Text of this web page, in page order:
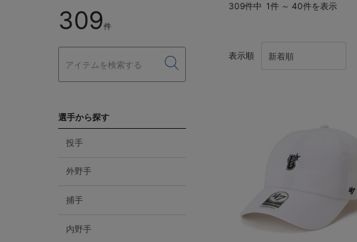
309件
選手から探す
投手
外野手
捕手
内野手
309件中 1件 ～ 40件を表示
表示順